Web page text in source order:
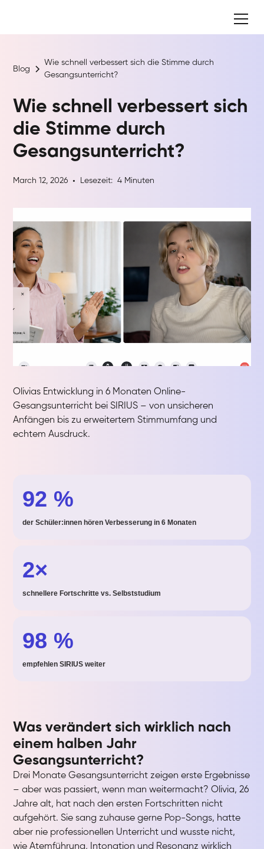
Blog
Wie schnell verbessert sich die Stimme durch
Gesangsunterricht?
Wie schnell verbessert sich
die Stimme durch
Gesangsunterricht?
March 12, 2026 • Lesezeit:4 Minuten
Olivias Entwicklung in 6 Monaten Online-
Gesangsunterricht bei SIRIUS – von unsicheren
Anfängen bis zu erweitertem Stimmumfang und
echtem Ausdruck.
92 %
der Schüler:innen hören Verbesserung in 6 Monaten
2×
schnellere Fortschritte vs. Selbststudium
98 %
empfehlen SIRIUS weiter
Was verändert sich wirklich nach
einem halben Jahr
Gesangsunterricht?
Drei Monate Gesangsunterricht zeigen erste Ergebnisse
– aber was passiert, wenn man weitermacht? Olivia, 26
Jahre alt, hat nach den ersten Fortschritten nicht
aufgehört. Sie sang zuhause gerne Pop-Songs, hatte
aber nie professionellen Unterricht und wusste nicht,
wie Atemführung, Intonation und Resonanz wirklich